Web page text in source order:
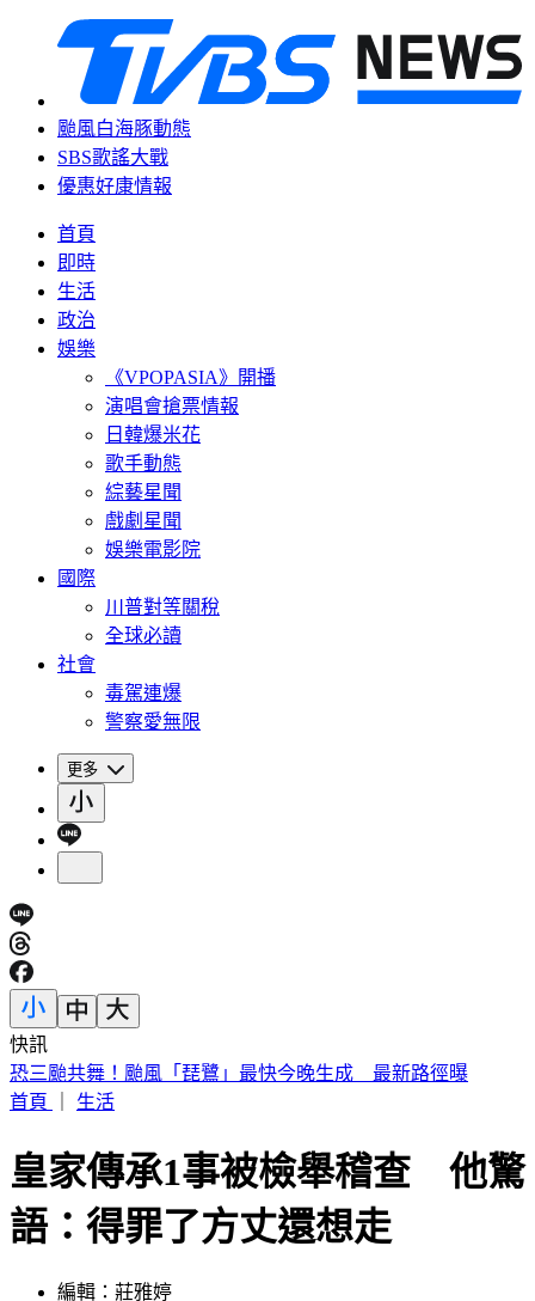
颱風白海豚動態
SBS歌謠大戰
優惠好康情報
首頁
即時
生活
政治
娛樂
《VPOPASIA》開播
演唱會搶票情報
日韓爆米花
歌手動態
綜藝星聞
戲劇星聞
娛樂電影院
國際
川普對等關稅
全球必讀
社會
毒駕連爆
警察愛無限
更多
快訊
鄭宗哲3打點並列全隊第一！助隊19：0血洗對手 龍仔也繳猛
打賞
皇家傳承1事被檢舉稽查 他驚
語：得罪了方丈還想走